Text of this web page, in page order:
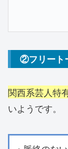
②フリート
関西系芸人特
いようです。